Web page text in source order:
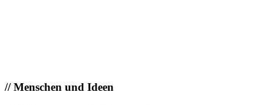
//Menschen und Ideen